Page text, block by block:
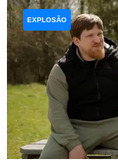
EXPLOSÃO